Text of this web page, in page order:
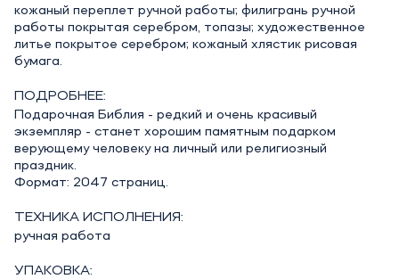
кожаный переплет ручной работы; филигрань ручной
работы покрытая серебром, топазы; художественное
литье покрытое серебром; кожаный хлястик рисовая
бумага.
ПОДРОБНЕЕ:
Подарочная Библия - редкий и очень красивый
экземпляр - станет хорошим памятным подарком
верующему человеку на личный или религиозный
праздник.
Формат: 2047 страниц.
ТЕХНИКА ИСПОЛНЕНИЯ:
ручная работа
УПАКОВКА: